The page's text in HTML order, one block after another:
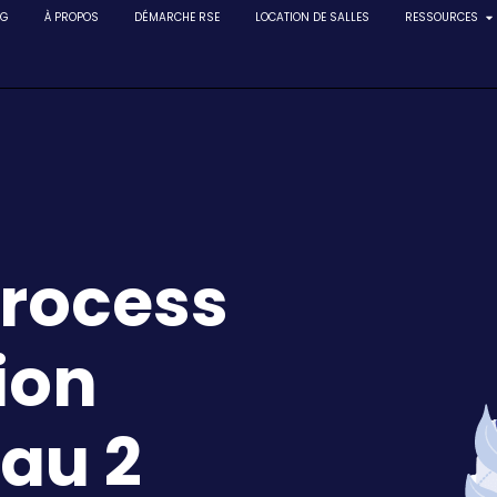
À PROPOS DÉMARCHE RSE LOCATION DE SALLES RESSOURCES
2